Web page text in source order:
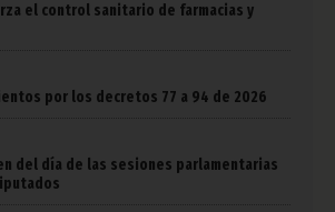
el control sanitario de farmacias y
por los decretos 77 a 94 de 2026
del día de las sesiones parlamentarias